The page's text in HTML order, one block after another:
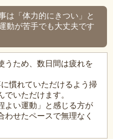
は「体力的にきつい」と
動が苦手でも大丈夫です
うため、数日間は疲れを
慣れていただけるよう掃
でいただけます。
よい運動」と感じる方が
わせたペースで無理なく